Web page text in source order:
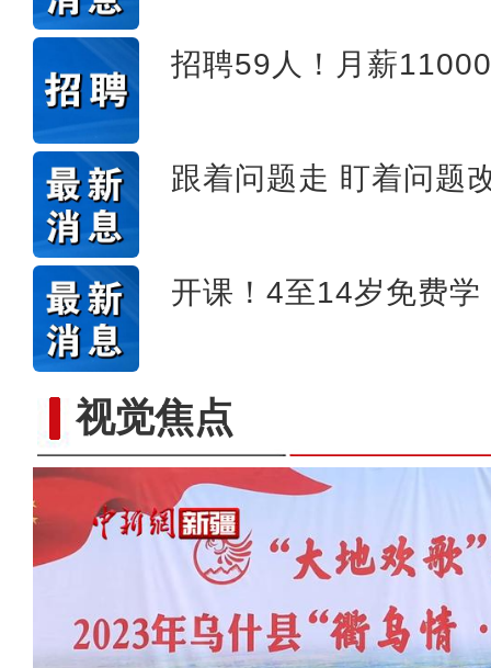
招聘59人！月薪
跟着问题走 盯着问题
开课！4至14岁免费学
视觉焦点